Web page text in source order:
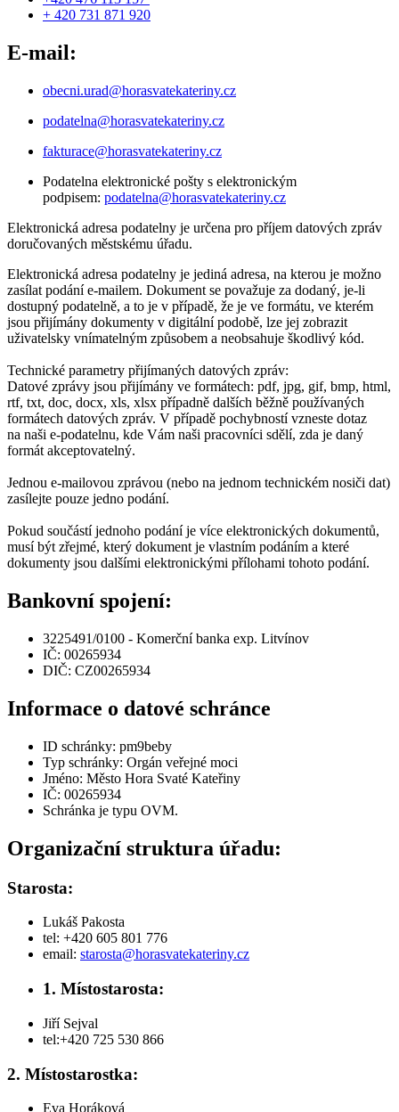
+ 420 731 871 920
E-mail:
obecni.urad@horasvatekateriny.cz
podatelna@horasvatekateriny.cz
fakturace@horasvatekateriny.cz
Podatelna elektronické pošty s elektronickým
podpisem: podatelna@horasvatekateriny.cz
Elektronická adresa podatelny je určena pro příjem datových zpráv
doručovaných městskému úřadu.
Elektronická adresa podatelny je jediná adresa, na kterou je možno
zasílat podání e-mailem. Dokument se považuje za dodaný, je-li
dostupný podatelně, a to je v případě, že je ve formátu, ve kterém
jsou přijímány dokumenty v digitální podobě, lze jej zobrazit
uživatelsky vnímatelným způsobem a neobsahuje škodlivý kód.
Technické parametry přijímaných datových zpráv:
Datové zprávy jsou přijímány ve formátech: pdf, jpg, gif, bmp, html,
rtf, txt, doc, docx, xls, xlsx případně dalších běžně používaných
formátech datových zpráv. V případě pochybností vzneste dotaz
na naši e-podatelnu, kde Vám naši pracovníci sdělí, zda je daný
formát akceptovatelný.
Jednou e-mailovou zprávou (nebo na jednom technickém nosiči dat)
zasílejte pouze jedno podání.
Pokud součástí jednoho podání je více elektronických dokumentů,
musí být zřejmé, který dokument je vlastním podáním a které
dokumenty jsou dalšími elektronickými přílohami tohoto podání.
Bankovní spojení:
3225491/0100 - Komerční banka exp. Litvínov
IČ: 00265934
DIČ: CZ00265934
Informace o datové schránce
ID schránky: pm9beby
Typ schránky: Orgán veřejné moci
Jméno: Město Hora Svaté Kateřiny
IČ: 00265934
Schránka je typu OVM.
Organizační struktura úřadu:
Starosta:
Lukáš Pakosta
tel: +420 605 801 776
email: starosta@horasvatekateriny.cz
1. Místostarosta:
Jiří Sejval
tel:+420 725 530 866
2. Místostarostka:
Eva Horáková